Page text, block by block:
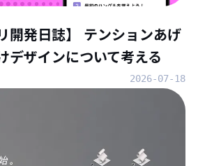
開発日誌】 テンションあげ
デザインについて考える
2026-07-18